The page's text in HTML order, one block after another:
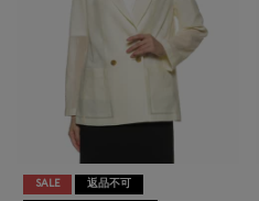
SALE 返品不可